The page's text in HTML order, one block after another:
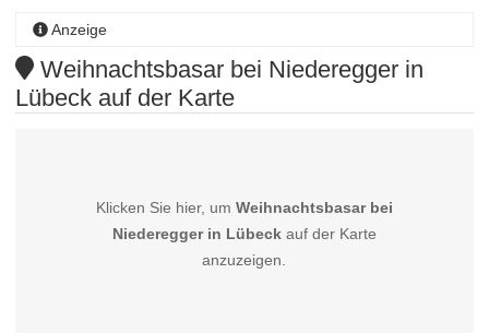
Anzeige
Weihnachtsbasar bei Niederegger in
Lübeck auf der Karte
Klicken Sie hier, um Weihnachtsbasar bei
Niederegger in Lübeckauf der Karte
anzuzeigen.